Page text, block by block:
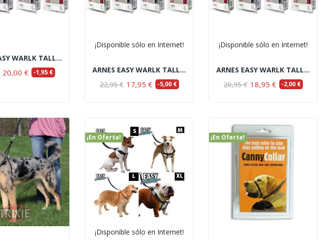
ARNES EASY WARLK TALLA L
20,00 € -1,95 €
¡Disponible sólo en Internet!
ARNES EASY WARLK TALLA XL
22,95 € 17,95 € -5,00 €
¡Disponible sólo en Internet!
ARNES EASY WARLK TALLA M
20,95 € 18,95 € -2,00 €
¡Disponible sólo en Internet!
¡En Oferta! ¡En Oferta!